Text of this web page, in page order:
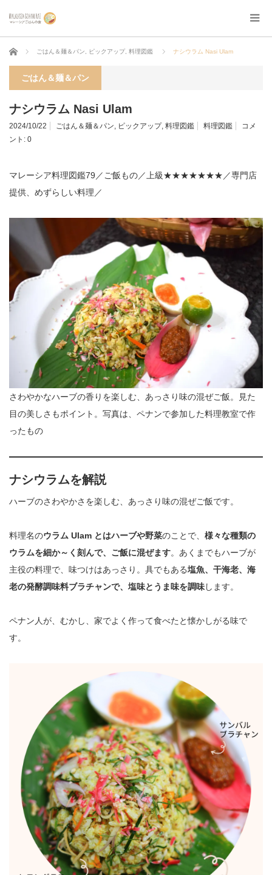
ホーム ごはん＆麺＆パン ピックアップ, 料理図鑑 ナシウラム Nasi Ulam
ごはん＆麺＆パン
ナシウラム Nasi Ulam
2024/10/22 ごはん＆麺＆パン, ピックアップ, 料理図鑑 料理図鑑
コメ
ント: 0
マレーシア料理図鑑79／ご飯もの／上級★★★★★★★／専門店
提供、めずらしい料理／
さわやかなハーブの香りを楽しむ、あっさり味の混ぜご飯。見た
目の美しさもポイント。写真は、ペナンで参加した料理教室で作
ったもの
ナシウラムを解説
ハーブのさわやかさを楽しむ、あっさり味の混ぜご飯です。
料理名のウラム Ulam とはハーブや野菜のことで、 様々な種類の
ウラムを細か～く刻んで、ご飯に混ぜます。あくまでもハーブが
主役の料理で、味つけはあっさり。具でもある塩魚、干海老、海
老の発酵調味料ブラチャンで、塩味とうま味を調味します。
ペナン人が、むかし、家でよく作って食べたと懐かしがる味で
す。